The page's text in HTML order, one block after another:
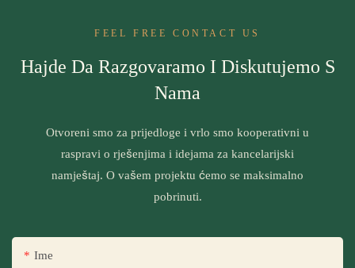
FEEL FREE CONTACT US
Hajde Da Razgovaramo I Diskutujemo S
Nama
Otvoreni smo za prijedloge i vrlo smo kooperativni u
raspravi o rješenjima i idejama za kancelarijski
namještaj. O vašem projektu ćemo se maksimalno
pobrinuti.
Ime